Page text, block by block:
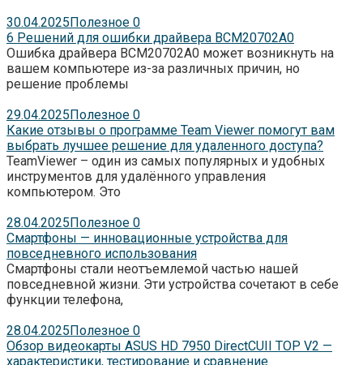
30.04.2025Полезное 0
6 Решений для ошибки драйвера BCM20702A0
Ошибка драйвера BCM20702A0 может возникнуть на
вашем компьютере из-за различных причин, но
решение проблемы
29.04.2025Полезное 0
Какие отзывы о программе Team Viewer помогут вам
выбрать лучшее решение для удаленного доступа?
TeamViewer – один из самых популярных и удобных
инструментов для удалённого управления
компьютером. Это
28.04.2025Полезное 0
Смартфоны — инновационные устройства для
повседневного использования
Смартфоны стали неотъемлемой частью нашей
повседневной жизни. Эти устройства сочетают в себе
функции телефона,
28.04.2025Полезное 0
Обзор видеокарты ASUS HD 7950 DirectCUII TOP V2 —
характеристики, тестирование и сравнение